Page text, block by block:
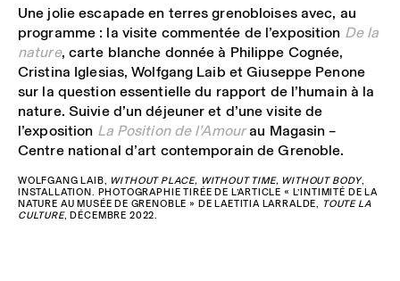
Une jolie escapade en terres grenobloises avec, au
programme : la visite commentée de l’exposition De la
nature, carte blanche donnée à Philippe Cognée,
Cristina Iglesias, Wolfgang Laib et Giuseppe Penone
sur la question essentielle du rapport de l’humain à la
nature. Suivie d’un déjeuner et d’une visite de
l’exposition La Position de l’Amourau Magasin –
Centre national d’art contemporain de Grenoble.
WOLFGANG LAIB, WITHOUT PLACE, WITHOUT TIME, WITHOUT BODY,
INSTALLATION. PHOTOGRAPHIE TIRÉE DE L’ARTICLE « L’INTIMITÉ DE LA
NATURE AU MUSÉE DE GRENOBLE » DE LAETITIA LARRALDE, TOUTE LA
CULTURE, DÉCEMBRE 2022.